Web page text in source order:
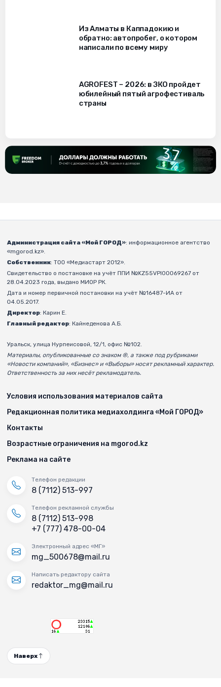
Из Алматы в Каппадокию и
обратно: автопробег, о котором
написали по всему миру
AGROFEST – 2026: в ЗКО пройдет
юбилейный пятый агрофестиваль
страны
Администрация сайта «Мой ГОРОД»: информационное агентство
«mgorod.kz».
Собственник: ТОО «Медиастарт 2012».
Свидетельство о постановке на учёт ППИ №KZ55VPI00069267 от
28.04.2023 года, выдано МИОР РК.
Дата и номер первичной постановки на учёт №16487-ИА от
04.05.2017.
Директор: Карин Е.
Главный редактор: Кайнеденова А.Б.
Уральск, улица Нурпеисовой, 12/1, офис №102.
Материалы, опубликованные со знаком ®, а также под рубриками
«Новости компаний», «Бизнес» и «Выборы» носят рекламный характер.
Ответственность за них несёт рекламодатель.
Условия использования материалов сайта
Редакционная политика медиахолдинга «Мой ГОРОД»
Контакты
Возрастные ограничения на mgorod.kz
Реклама на сайте
Телефон редакции
8 (7112) 513-997
Телефон рекламной службы
8 (7112) 513-998
+7 (777) 478-00-04
Электронный адрес «МГ»
mg_500678@mail.ru
Написать редактору сайта
redaktor_mg@mail.ru
Наверх